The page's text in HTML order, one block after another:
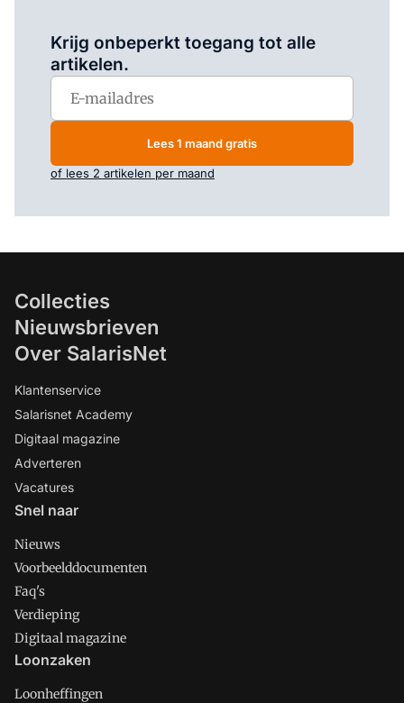
Krijg onbeperkt toegang tot alle
artikelen.
Lees 1 maand gratis
of lees 2 artikelen per maand
Collecties
Nieuwsbrieven
Over SalarisNet
Klantenservice
Salarisnet Academy
Digitaal magazine
Adverteren
Vacatures
Snel naar
Nieuws
Voorbeelddocumenten
Faq's
Verdieping
Digitaal magazine
Loonzaken
Loonheffingen